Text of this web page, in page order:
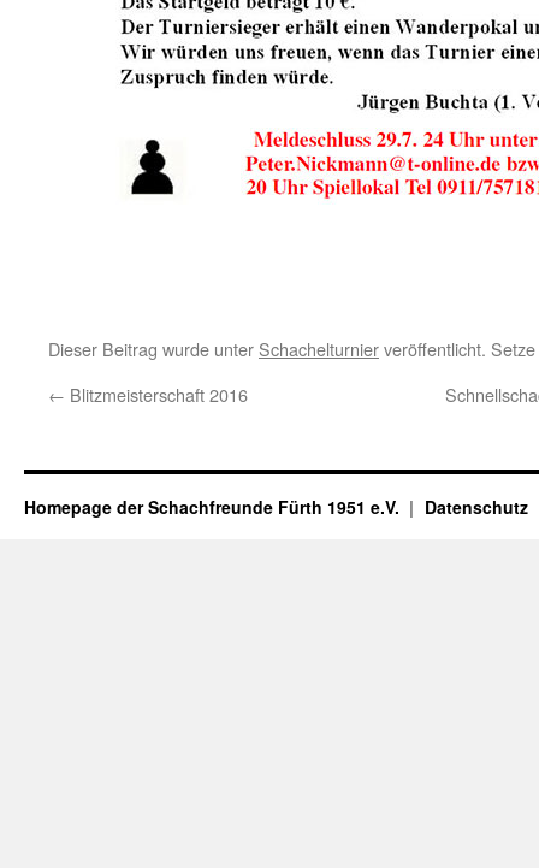
Dieser Beitrag wurde unter Schachelturnierveröffentlicht.
← Blitzmeisterschaft 2016
Homepage der Schachfreunde Fürth 1951 e.V. Datenschutz